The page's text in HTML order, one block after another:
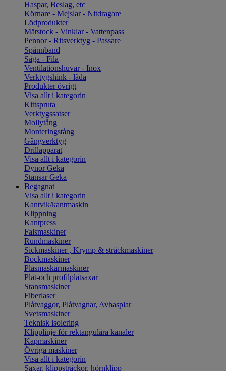
Haspar, Beslag, etc
Körnare - Mejslar - Nitdragare
Lödprodukter
Mätstock - Vinklar - Vattenpass
Pennor - Ritsverktyg - Passare
Spännband
Såga - Fila
Ventilationshuvar - Inox
Verktygshink - låda
Produkter övrigt
Visa allt i kategorin
Kittspruta
Verktygssatser
Mollytång
Monteringstång
Gängverktyg
Drillapparat
Visa allt i kategorin
Dynor Geka
Stansar Geka
Begagnat
Visa allt i kategorin
Kantvik/kantmaskin
Klippning
Kantpress
Falsmaskiner
Rundmaskiner
Sickmaskiner , Krymp & sträckmaskiner
Bockmaskiner
Plasmaskärmaskiner
Plåt-och profilplåtsaxar
Stansmaskiner
Fiberlaser
Plåtvaggor, Plåtvagnar, Avhasplar
Svetsmaskiner
Teknisk isolering
Klipplinje för rektangulära kanaler
Kapmaskiner
Övriga maskiner
Visa allt i kategorin
Saxar, klippsträckor, hörnklipp